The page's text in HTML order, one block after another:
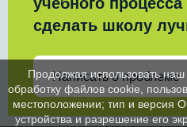
сделать школу
Написать о проблеме
Продолжая использовать наш
обработку файлов cookie,
местоположении; тип и версия
устройства и разрешение его